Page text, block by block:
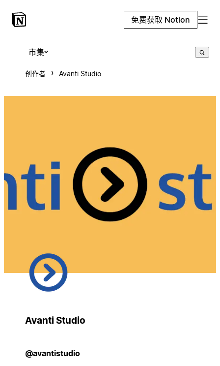
免费获取 Notion
市集
创作者 Avanti Studio
Avanti Studio
@avantistudio